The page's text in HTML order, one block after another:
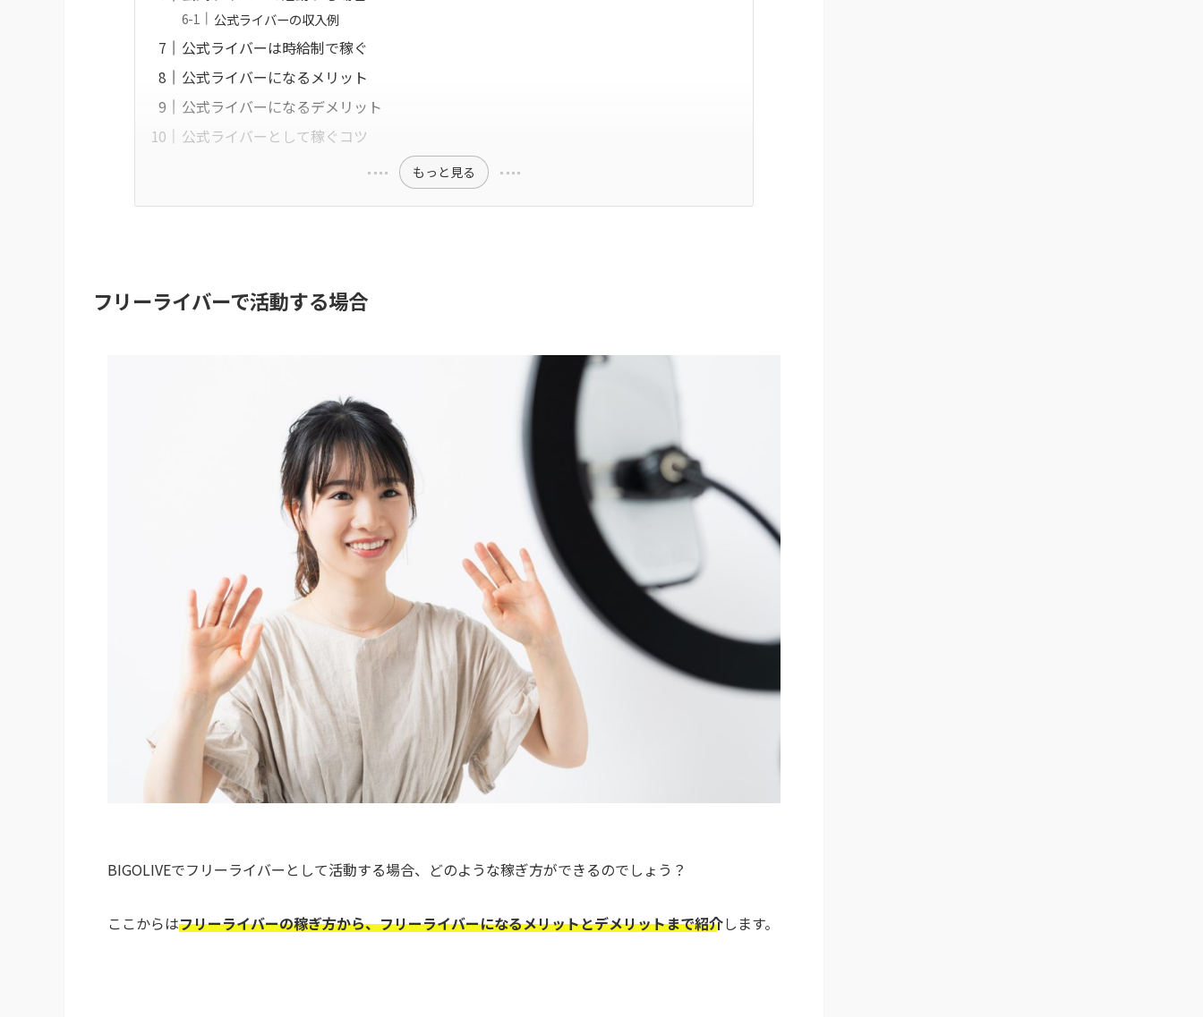
公式ライバーの収入例
公式ライバーは時給制で稼ぐ
公式ライバーになるメリット
公式ライバーになるデメリット
公式ライバーとして稼ぐコツ
もっと見る
フリーライバーで活動する場合
BIGOLIVEでフリーライバーとして活動する場合、どのような稼ぎ方ができるのでしょう？
ここからはフリーライバーの稼ぎ方から、フリーライバーになるメリットとデメリットまで紹介します。